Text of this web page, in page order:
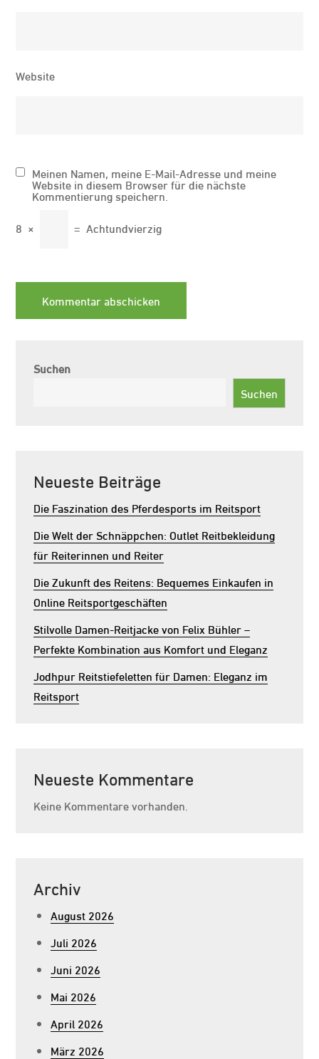
Website
Meinen Namen, meine E-Mail-Adresse und meine
Website in diesem Browser für die nächste
Kommentierung speichern.
8 × = Achtundvierzig
Suchen
Suchen
Neueste Beiträge
Die Faszination des Pferdesports im Reitsport
Die Welt der Schnäppchen: Outlet Reitbekleidung
für Reiterinnen und Reiter
Die Zukunft des Reitens: Bequemes Einkaufen in
Online Reitsportgeschäften
Stilvolle Damen-Reitjacke von Felix Bühler –
Perfekte Kombination aus Komfort und Eleganz
Jodhpur Reitstiefeletten für Damen: Eleganz im
Reitsport
Neueste Kommentare
Keine Kommentare vorhanden.
Archiv
August 2026
Juli 2026
Juni 2026
Mai 2026
April 2026
März 2026